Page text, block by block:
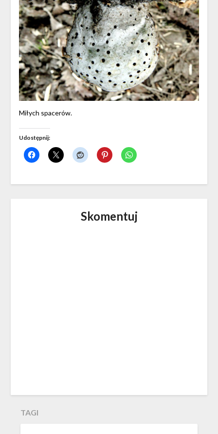
Miłych spacerów.
Udostępnij:
Skomentuj
TAGI